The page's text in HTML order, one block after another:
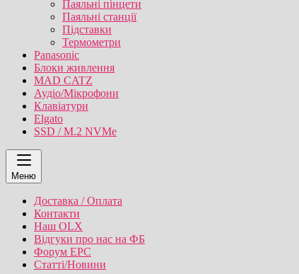
Паяльні пінцети
Паяльні станції
Підставки
Термометри
Panasonic
Блоки живлення
MAD CATZ
Аудіо/Мікрофони
Клавіатури
Elgato
SSD / M.2 NVMe
Меню
Доставка / Оплата
Контакти
Наш OLX
Відгуки про нас на ФБ
Форум EPC
Статті/Новини